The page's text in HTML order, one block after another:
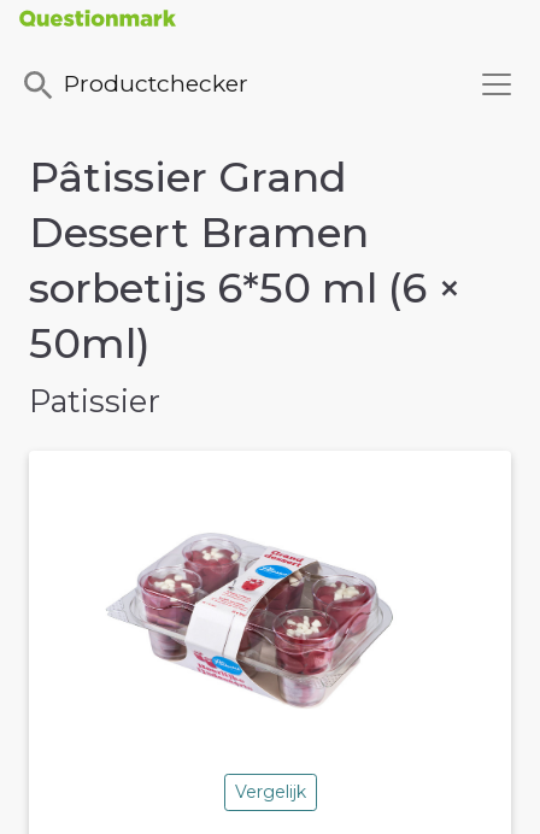
Productchecker
Pâtissier Grand
Dessert Bramen
sorbetijs 6*50 ml (6 ×
50ml)
Patissier
Vergelijk